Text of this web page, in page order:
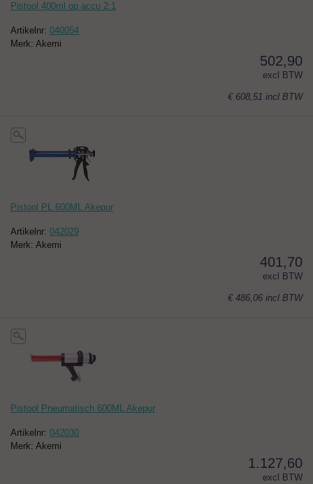
Pistool 400ml op accu 2:1
Artikelnr: 040054
Merk: Akemi
502,90
excl BTW
€ 608,51 incl BTW
Pistool PL 600ML Akepur
Artikelnr: 042029
Merk: Akemi
401,70
excl BTW
€ 486,06 incl BTW
Pistool Pneumatisch 600ML Akepur
Artikelnr: 042030
Merk: Akemi
1.127,60
excl BTW